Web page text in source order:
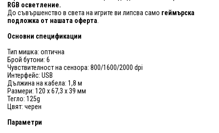
RGB осветление.
До съвършенство в света на игрите ви липсва само геймърска
подложка от нашата оферта
Основни спецификации
Тип мишка: оптична
Брой бутони: 6
Чувствителност на сензора: 800/1600/2000 dpi
Интерфейс: USB
Дължина на кабела: 1,8 м
Размери: 120 x 67,3 x 39 мм
Тегло: 125g
Цвят: черен
Параметри